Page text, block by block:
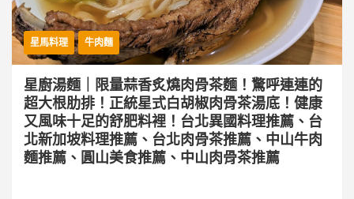
星馬料理 牛肉麵
星廚湯麵｜限量蒜香炙燒肉骨茶麵！驚呼連連的
超大根肋排！正統星式白胡椒肉骨茶湯底！健康
又風味十足的舒肥料裡！台北異國料理推薦、台
北新加坡料理推薦、台北肉骨茶推薦、中山牛肉
麵推薦、圓山美食推薦、中山肉骨茶推薦